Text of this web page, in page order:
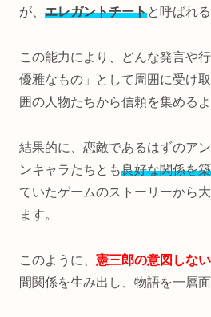
が、 エレガントチートと呼ばれ
この能力により、どんな発言や
優雅なもの」として周囲に受け
囲の人物たちから信頼を集めるよ
結果的に、恋敵であるはずのア
ンキャラたちとも良好な関係を
ていたゲームのストーリーから
ます。
このように、 憲三郎の意図しな
間関係を生み出し、物語を一層